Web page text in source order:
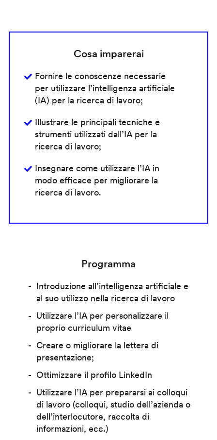
Cosa imparerai
Fornire le conoscenze necessarie
per utilizzare l’intelligenza artificiale
(IA) per la ricerca di lavoro;
Illustrare le principali tecniche e
strumenti utilizzati dall’IA per la
ricerca di lavoro;
Insegnare come utilizzare l’IA in
modo efficace per migliorare la
ricerca di lavoro.
Programma
Introduzione all’intelligenza artificiale e
al suo utilizzo nella ricerca di lavoro
Utilizzare l’IA per personalizzare il
proprio curriculum vitae
Creare o migliorare la lettera di
presentazione;
Ottimizzare il profilo LinkedIn
Utilizzare l’IA per prepararsi ai colloqui
di lavoro (colloqui, studio dell’azienda o
dell’interlocutore, raccolta di
informazioni, ecc.)